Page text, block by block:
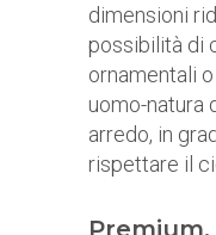
dimensioni
possibilità di
ornamentali
uomo-natura
arredo, in
rispettare il
Premium.